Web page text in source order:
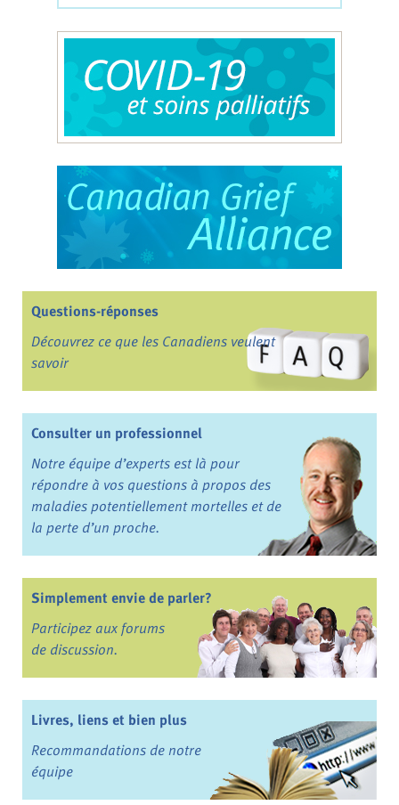
Questions-réponses
Découvrez ce que les Canadiens veulent
savoir
Consulter un professionnel
Notre équipe d’experts est là pour
répondre à vos questions à propos des
maladies potentiellement mortelles et de
la perte d’un proche.
Simplement envie de parler?
Participez aux forums
de discussion.
Livres, liens et bien plus
Recommandations de notre
équipe